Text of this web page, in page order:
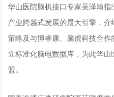
华山医院脑机接口专家吴泽翰
产业跨越式发展的最大引擎，
策略及与博睿康、脑虎科技合
立标准化脑电数据库，为此华
盟。